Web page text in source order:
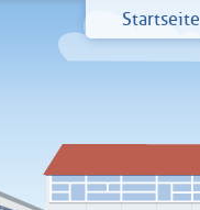
Startseite